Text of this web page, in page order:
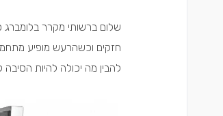
חזקים וכשהרעש מופיע
להבין מה יכולה להיות